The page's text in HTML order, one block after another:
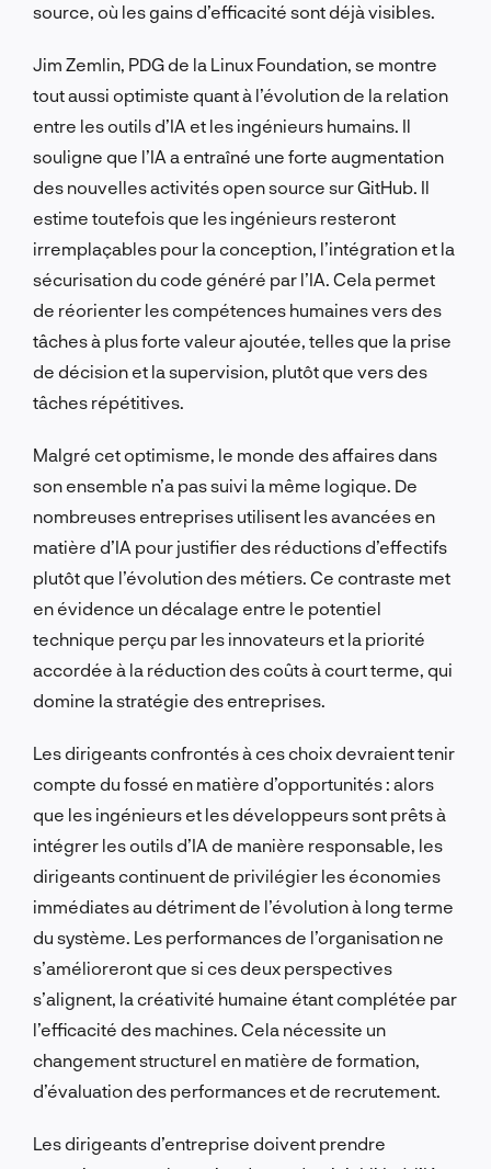
source, où les gains d’efficacité sont déjà visibles.
Jim Zemlin, PDG de la Linux Foundation, se montre
tout aussi optimiste quant à l’évolution de la relation
entre les outils d’IA et les ingénieurs humains. Il
souligne que l’IA a entraîné une forte augmentation
des nouvelles activités open source sur GitHub. Il
estime toutefois que les ingénieurs resteront
irremplaçables pour la conception, l’intégration et la
sécurisation du code généré par l’IA. Cela permet
de réorienter les compétences humaines vers des
tâches à plus forte valeur ajoutée, telles que la prise
de décision et la supervision, plutôt que vers des
tâches répétitives.
Malgré cet optimisme, le monde des affaires dans
son ensemble n’a pas suivi la même logique. De
nombreuses entreprises utilisent les avancées en
matière d’IA pour justifier des réductions d’effectifs
plutôt que l’évolution des métiers. Ce contraste met
en évidence un décalage entre le potentiel
technique perçu par les innovateurs et la priorité
accordée à la réduction des coûts à court terme, qui
domine la stratégie des entreprises.
Les dirigeants confrontés à ces choix devraient tenir
compte du fossé en matière d’opportunités : alors
que les ingénieurs et les développeurs sont prêts à
intégrer les outils d’IA de manière responsable, les
dirigeants continuent de privilégier les économies
immédiates au détriment de l’évolution à long terme
du système. Les performances de l’organisation ne
s’amélioreront que si ces deux perspectives
s’alignent, la créativité humaine étant complétée par
l’efficacité des machines. Cela nécessite un
changement structurel en matière de formation,
d’évaluation des performances et de recrutement.
Les dirigeants d’entreprise doivent prendre